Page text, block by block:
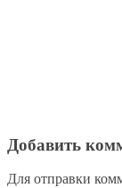
Добавить
Для отправки